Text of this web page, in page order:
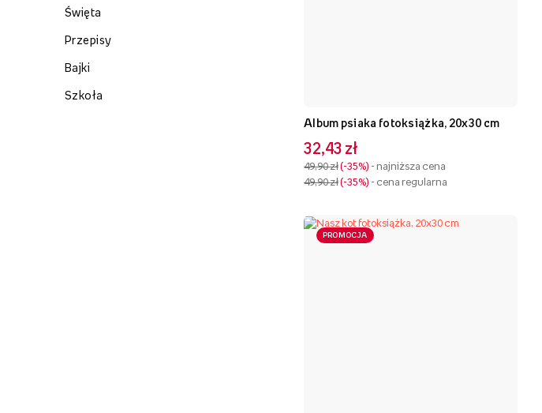
Święta
Przepisy
Bajki
Szkoła
Album psiaka fotoksiążka, 20x30 cm
32,43 zł
49,90 zł -35% - najniższa cena
49,90 zł -35% - cena regularna
PROMOCJA